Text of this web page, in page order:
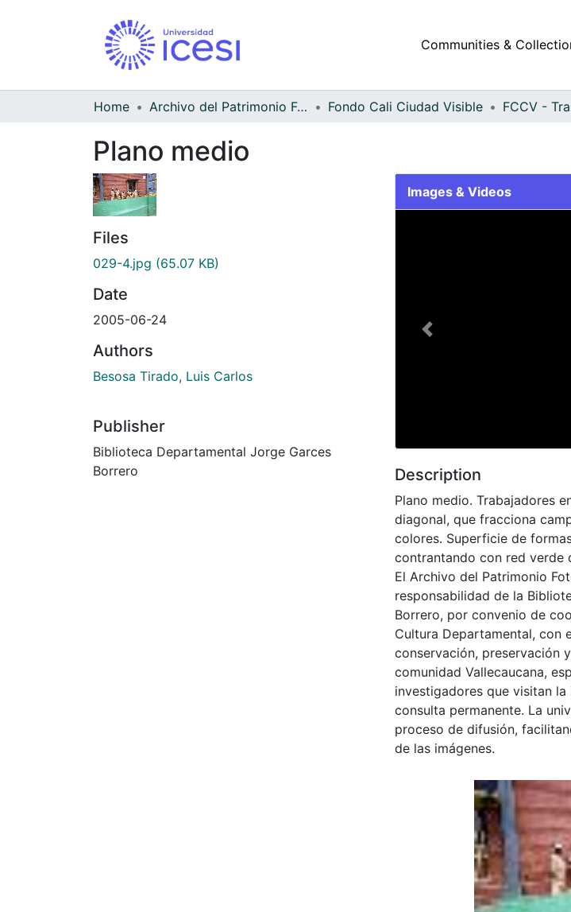
Communities &
Home Archivo del Patrimonio Fotográfico y Fílmico del Valle del Cauca Fondo Cali Ciudad Visible
Plano medio
Files
029-4.jpg (65.07 KB)
Date
2005-06-24
Authors
Besosa Tirado, Luis Carlos
Publisher
Biblioteca Departamental Jorge Garces
Borrero
Images & Videos
Previous
Description
Plano medio. Trabajadores
diagonal, que fracciona
colores. Superficie de
contrantando con red verde
El Archivo del Patrimonio
responsabilidad de la
Borrero, por convenio de
Cultura Departamental, con
conservación, preservación
comunidad Vallecaucana,
investigadores que visitan
consulta permanente. La
proceso de difusión,
de las imágenes.